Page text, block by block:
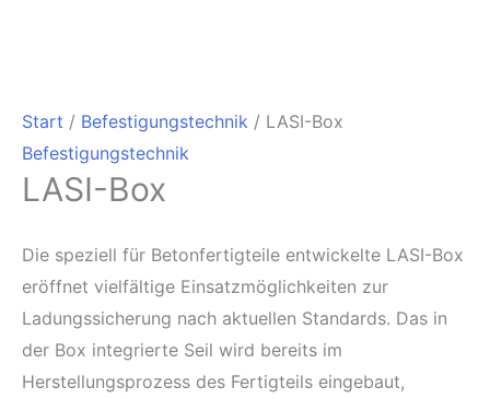
Start / Befestigungstechnik / LASI-Box
Befestigungstechnik
LASI-Box
Die speziell für Betonfertigteile entwickelte LASI-Box
eröffnet vielfältige Einsatzmöglichkeiten zur
Ladungssicherung nach aktuellen Standards. Das in
der Box integrierte Seil wird bereits im
Herstellungsprozess des Fertigteils eingebaut,